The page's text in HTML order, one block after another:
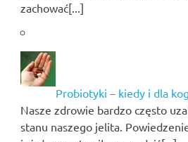
zachować[...]
Probiotyki – kiedy i dla
Nasze zdrowie bardzo często
stanu naszego jelita.